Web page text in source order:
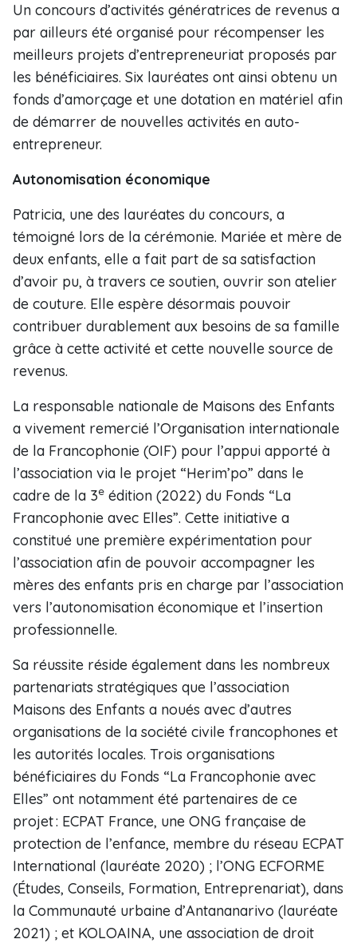
Un concours d’activités génératrices de revenus a
par ailleurs été organisé pour récompenser les
meilleurs projets d’entrepreneuriat proposés par
les bénéficiaires. Six lauréates ont ainsi obtenu un
fonds d’amorçage et une dotation en matériel afin
de démarrer de nouvelles activités en auto-
entrepreneur.
Autonomisation économique
Patricia, une des lauréates du concours, a
témoigné lors de la cérémonie. Mariée et mère de
deux enfants, elle a fait part de sa satisfaction
d’avoir pu, à travers ce soutien, ouvrir son atelier
de couture. Elle espère désormais pouvoir
contribuer durablement aux besoins de sa famille
grâce à cette activité et cette nouvelle source de
revenus.
La responsable nationale de Maisons des Enfants
a vivement remercié l’Organisation internationale
de la Francophonie (OIF) pour l’appui apporté à
l’association via le projet “Herim’po” dans le
cadre de la 3e édition (2022) du Fonds “La
Francophonie avec Elles”. Cette initiative a
constitué une première expérimentation pour
l’association afin de pouvoir accompagner les
mères des enfants pris en charge par l’association
vers l’autonomisation économique et l’insertion
professionnelle.
Sa réussite réside également dans les nombreux
partenariats stratégiques que l’association
Maisons des Enfants a noués avec d’autres
organisations de la société civile francophones et
les autorités locales. Trois organisations
bénéficiaires du Fonds “La Francophonie avec
Elles” ont notamment été partenaires de ce
projet : ECPAT France, une ONG française de
protection de l’enfance, membre du réseau ECPAT
International (lauréate 2020) ; l’ONG ECFORME
(Études, Conseils, Formation, Entreprenariat), dans
la Communauté urbaine d’Antananarivo (lauréate
2021) ; et KOLOAINA, une association de droit